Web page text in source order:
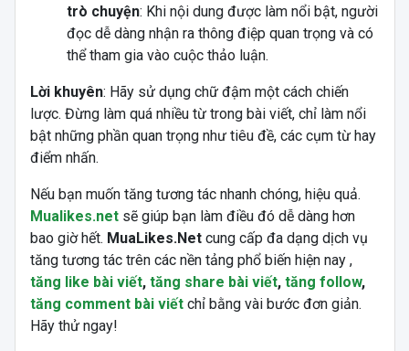
trò chuyện: Khi nội dung được làm nổi bật, người
đọc dễ dàng nhận ra thông điệp quan trọng và có
thể tham gia vào cuộc thảo luận.
Lời khuyên: Hãy sử dụng chữ đậm một cách chiến
lược. Đừng làm quá nhiều từ trong bài viết, chỉ làm nổi
bật những phần quan trọng như tiêu đề, các cụm từ hay
điểm nhấn.
Nếu bạn muốn tăng tương tác nhanh chóng, hiệu quả.
Mualikes.netsẽ giúp bạn làm điều đó dễ dàng hơn
bao giờ hết. MuaLikes.Netcung cấp đa dạng dịch vụ
tăng tương tác trên các nền tảng phổ biến hiện nay ,
tăng like bài viết, tăng share bài viết, tăng follow,
tăng comment bài viếtchỉ bằng vài bước đơn giản.
Hãy thử ngay!